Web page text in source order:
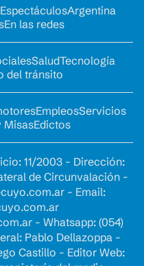
EspectáculosArgentina
En las redes
SaludTecnología
del tránsito
EmpleosServicios
MisasEdictos
11/2003 - Dirección:
de Circunvalación -
- Email:
- Whatsapp: (054)
Pablo Dellazoppa -
Castillo - Editor Web: